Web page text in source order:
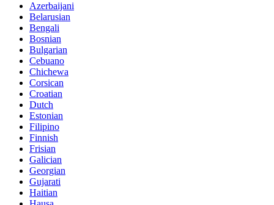
Azerbaijani
Belarusian
Bengali
Bosnian
Bulgarian
Cebuano
Chichewa
Corsican
Croatian
Dutch
Estonian
Filipino
Finnish
Frisian
Galician
Georgian
Gujarati
Haitian